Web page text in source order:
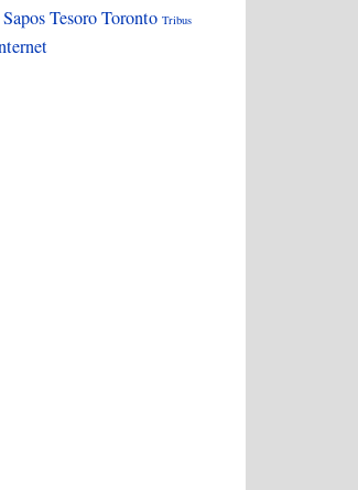
SaposTesoroToronto Tribus